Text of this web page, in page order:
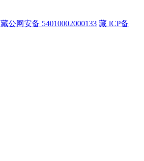
藏公网安备 54010002000133 藏 ICP备